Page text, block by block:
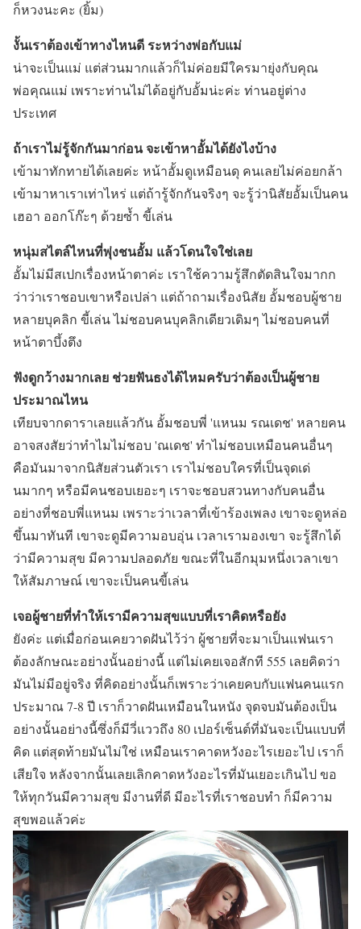
ก็หวงนะคะ (ยิ้ม)
งั้นเราต้องเข้าทางไหนดี ระหว่างพ่อกับแม่
น่าจะเป็นแม่ แต่ส่วนมากแล้วก็ไม่ค่อยมีใครมายุ่งกับคุณ
พ่อคุณแม่ เพราะท่านไม่ได้อยู่กับอั้มน่ะค่ะ ท่านอยู่ต่าง
ประเทศ
ถ้าเราไม่รู้จักกันมาก่อน จะเข้าหาอั้มได้ยังไงบ้าง
เข้ามาทักทายได้เลยค่ะ หน้าอั้มดูเหมือนดุ คนเลยไม่ค่อยกล้า
เข้ามาหาเราเท่าไหร่ แต่ถ้ารู้จักกันจริงๆ จะรู้ว่านิสัยอั้มเป็นคน
เฮอา ออกโก๊ะๆ ด้วยซ้ำ ขี้เล่น
หนุ่มสไตล์ไหนที่พุ่งชนอั้ม แล้วโดนใจใช่เลย
อั้มไม่มีสเปกเรื่องหน้าตาค่ะ เราใช้ความรู้สึกตัดสินใจมากก
ว่าว่าเราชอบเขาหรือเปล่า แต่ถ้าถามเรื่องนิสัย อั้มชอบผู้ชาย
หลายบุคลิก ขี้เล่น ไม่ชอบคนบุคลิกเดียวเดิมๆ ไม่ชอบคนที่
หน้าตาบึ้งตึง
ฟังดูกว้างมากเลย ช่วยฟันธงได้ไหมครับว่าต้องเป็นผู้ชาย
ประมาณไหน
เทียบจากดาราเลยแล้วกัน อั้มชอบพี่ 'แหนม รณเดช' หลายคน
อาจสงสัยว่าทำไมไม่ชอบ 'ณเดช' ทำไม่ชอบเหมือนคนอื่นๆ
คือมันมาจากนิสัยส่วนตัวเรา เราไม่ชอบใครที่เป็นจุดเด่
นมากๆ หรือมีคนชอบเยอะๆ เราจะชอบสวนทางกับคนอื่น
อย่างที่ชอบพี่แหนม เพราะว่าเวลาที่เข้าร้องเพลง เขาจะดูหล่อ
ขึ้นมาทันที เขาจะดูมีความอบอุ่น เวลาเรามองเขา จะรู้สึกได้
ว่ามีความสุข มีความปลอดภัย ขณะที่ในอีกมุมหนึ่งเวลาเขา
ให้สัมภาษณ์ เขาจะเป็นคนขี้เล่น
เจอผู้ชายที่ทำให้เรามีความสุขแบบที่เราคิดหรือยัง
ยังค่ะ แต่เมื่อก่อนเคยวาดฝันไว้ว่า ผู้ชายที่จะมาเป็นแฟนเรา
ต้องลักษณะอย่างนั้นอย่างนี้ แต่ไม่เคยเจอสักที 555 เลยคิดว่า
มันไม่มีอยู่จริง ที่คิดอย่างนั้นก็เพราะว่าเคยคบกับแฟนคนแรก
ประมาณ 7-8 ปี เราก็วาดฝันเหมือนในหนัง จุดจบมันต้องเป็น
อย่างนั้นอย่างนี้ซึ่งก็มีวี่แววถึง 80 เปอร์เซ็นต์ที่มันจะเป็นแบบที่
คิด แต่สุดท้ายมันไม่ใช่ เหมือนเราคาดหวังอะไรเยอะไป เราก็
เสียใจ หลังจากนั้นเลยเลิกคาดหวังอะไรที่มันเยอะเกินไป ขอ
ให้ทุกวันมีความสุข มีงานที่ดี มีอะไรที่เราชอบทำ ก็มีความ
สุขพอแล้วค่ะ